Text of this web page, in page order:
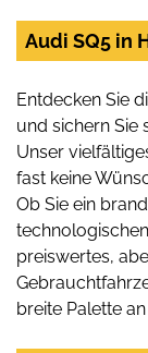
Audi SQ5 in
Entdecken Sie
und sichern Sie
Unser
fast keine
Ob Sie ein
preiswertes,
breite Palette